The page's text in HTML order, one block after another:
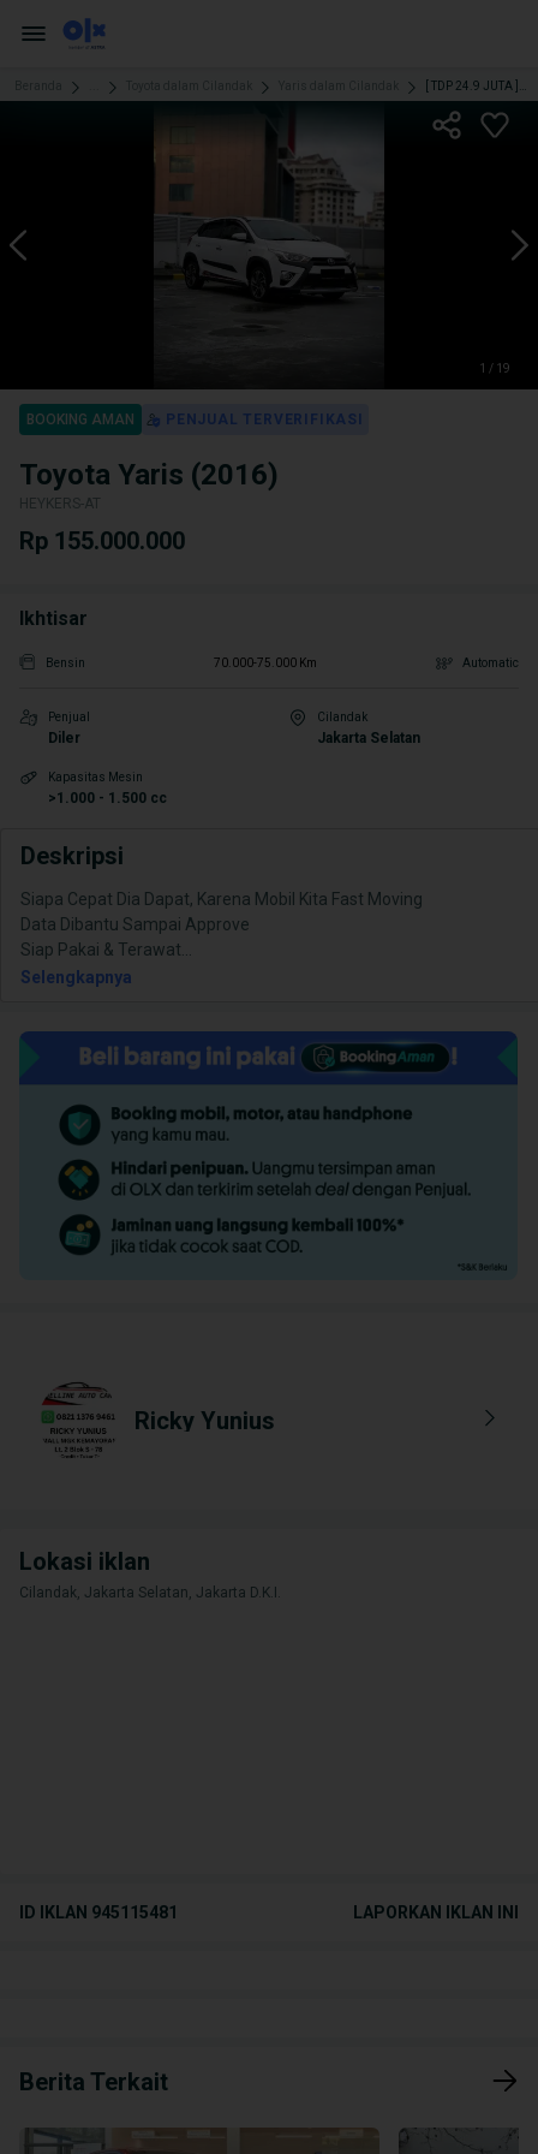
1 / 19
BOOKING AMAN PENJUAL TERVERIFIKASI
Toyota Yaris (2016)
HEYKERS-AT
Rp 155.000.000
Ikhtisar
Bensin 70.000-75.000 Km Automatic
Penjual
Diler
Cilandak
Jakarta Selatan
Kapasitas Mesin
>1.000 - 1.500 cc
Deskripsi
Siapa Cepat Dia Dapat, Karena Mobil Kita Fast Moving
Data Dibantu Sampai Approve
Siap Pakai & Terawat
Selengkapnya
Ricky Yunius
Lokasi iklan
Cilandak, Jakarta Selatan, Jakarta D.K.I.
ID IKLAN 945115481 LAPORKAN IKLAN INI
Berita Terkait